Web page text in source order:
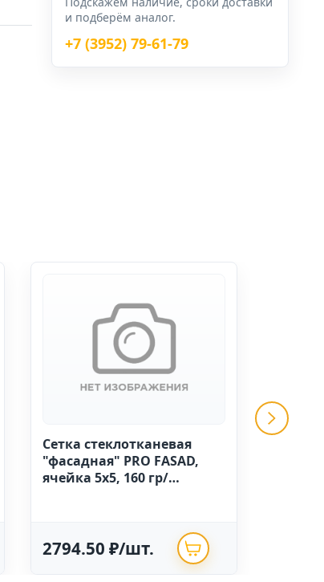
и подберём аналог.
+7 (3952) 79-61-79
Сетка стеклотканевая
"фасадная" PRO FASAD,
ячейка 5х5, 160 гр/
2794.50 ₽/шт.